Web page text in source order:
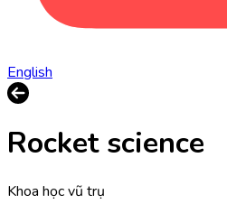
English
Rocket science
Khoa học vũ trụ